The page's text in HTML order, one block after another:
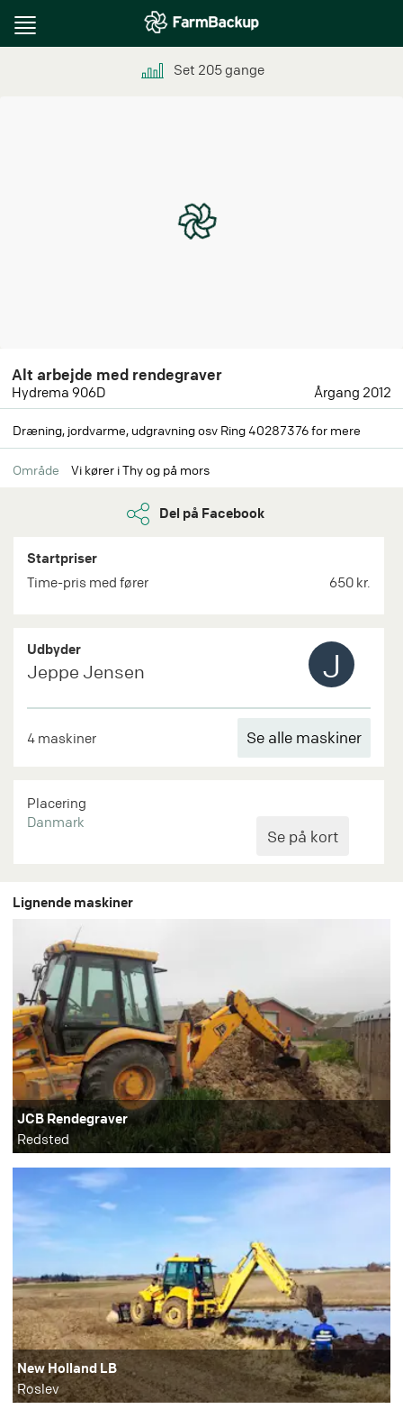
Toggle
Set 205gange
Alt arbejde med rendegraver
Hydrema 906D Årgang 2012
Dræning, jordvarme, udgravning osv Ring 40287376 for mere
Område Vi kører i Thy og på mors
Del på Facebook
Startpriser
Time-pris med fører
650 kr.
Udbyder
Jeppe Jensen J
4 maskiner Se alle maskiner
Placering
Danmark
Lignende maskiner
JCB Rendegraver
Redsted
New Holland LB
Roslev